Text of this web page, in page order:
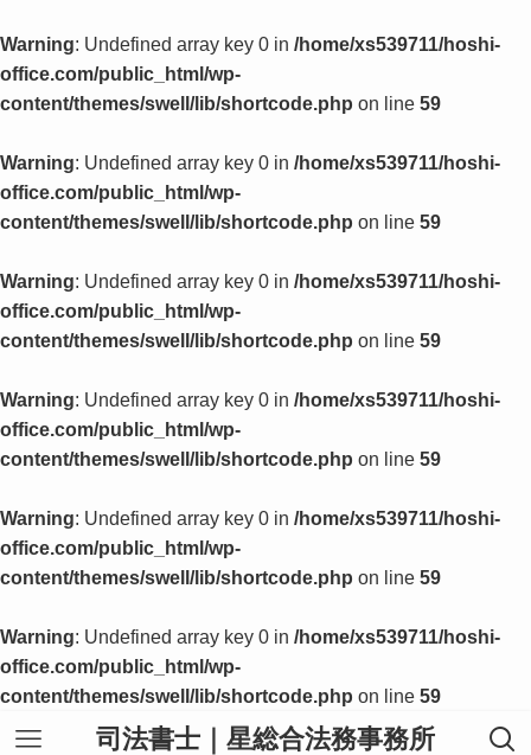
Warning: Undefined array key 0 in /home/xs539711/hoshi-
office.com/public_html/wp-
content/themes/swell/lib/shortcode.php on line 59
Warning: Undefined array key 0 in /home/xs539711/hoshi-
office.com/public_html/wp-
content/themes/swell/lib/shortcode.php on line 59
Warning: Undefined array key 0 in /home/xs539711/hoshi-
office.com/public_html/wp-
content/themes/swell/lib/shortcode.php on line 59
Warning: Undefined array key 0 in /home/xs539711/hoshi-
office.com/public_html/wp-
content/themes/swell/lib/shortcode.php on line 59
Warning: Undefined array key 0 in /home/xs539711/hoshi-
office.com/public_html/wp-
content/themes/swell/lib/shortcode.php on line 59
Warning: Undefined array key 0 in /home/xs539711/hoshi-
office.com/public_html/wp-
content/themes/swell/lib/shortcode.php on line 59
司法書士｜星総合法務事務所